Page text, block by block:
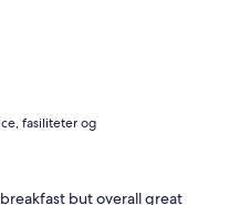
fasiliteter og
but overall great